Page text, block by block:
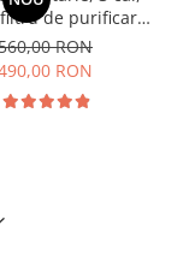
de purificare,
auriu periat
RON
RON